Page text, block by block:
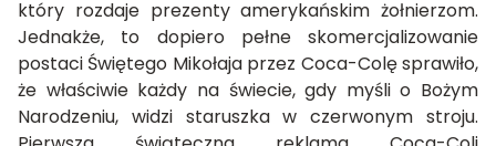
który rozdaje prezenty amerykańskim żołnierzom.
Jednakże, to dopiero pełne skomercjalizowanie
postaci Świętego Mikołaja przez Coca-Colę sprawiło,
że właściwie każdy na świecie, gdy myśli o Bożym
Narodzeniu, widzi staruszka w czerwonym stroju.